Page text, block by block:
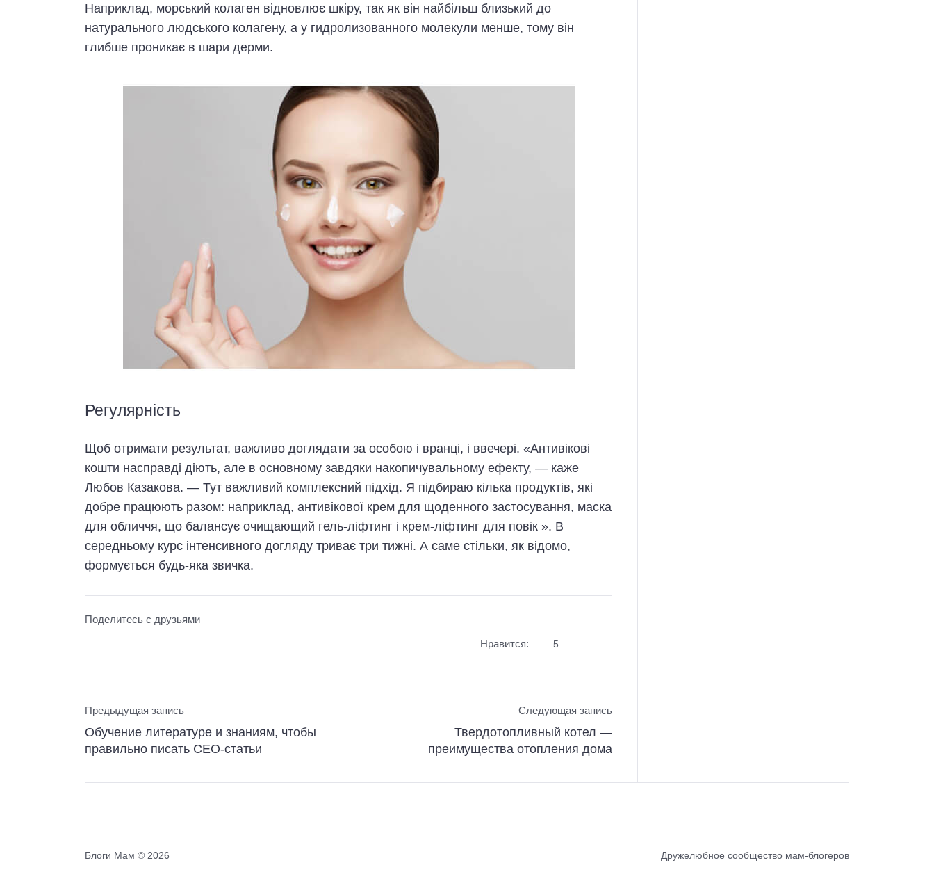
Наприклад, морський колаген відновлює шкіру, так як він найбільш близький до
натурального людського колагену, а у гидролизованного молекули менше, тому він
глибше проникає в шари дерми.
Регулярність
Щоб отримати результат, важливо доглядати за особою і вранці, і ввечері. «Антивікові
кошти насправді діють, але в основному завдяки накопичувальному ефекту, — каже
Любов Казакова. — Тут важливий комплексний підхід. Я підбираю кілька продуктів, які
добре працюють разом: наприклад, антивікової крем для щоденного застосування, маска
для обличчя, що балансує очищающий гель-ліфтинг і крем-ліфтинг для повік ». В
середньому курс інтенсивного догляду триває три тижні. А саме стільки, як відомо,
формується будь-яка звичка.
Поделитесь с друзьями
Нравится: 5
Предыдущая запись
Обучение литературе и знаниям, чтобы
правильно писать СЕО-статьи
Следующая запись
Твердотопливный котел —
преимущества отопления дома
Блоги Мам © 2026 Дружелюбное сообщество мам-блогеров